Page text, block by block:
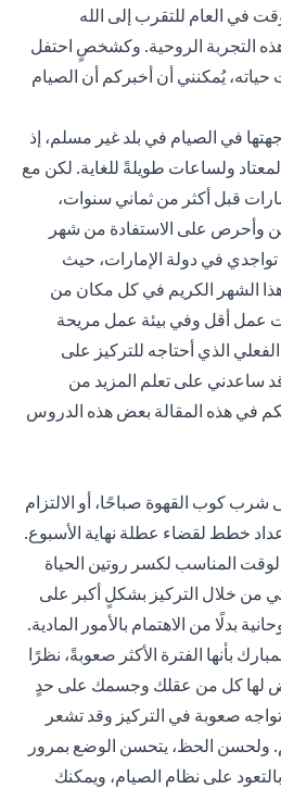
في العام للتقرب إلى الله
هذه التجربة الروحية. وكشخصٍ احتفل
يُمكنني أن أخبركم أن الصيام
في الصيام في بلد غير مسلم، إذ
ولساعات طويلةً للغاية. لكن مع
قبل أكثر من ثماني سنوات،
وأحرص على الاستفادة من شهر
تواجدي في دولة الإمارات، حيث
الشهر الكريم في كل مكان من
عمل أقل وفي بيئة عمل مريحة
الذي أحتاجه للتركيز على
قد ساعدني على تعلم المزيد من
في هذه المقالة بعض هذه الدروس
شرب كوب القهوة صباحًا، أو الالتزام
خطط لقضاء عطلة نهاية الأسبوع.
المناسب لكسر روتين الحياة
من خلال التركيز بشكلٍ أكبر على
بدلًا من الاهتمام بالأمور المادية.
بأنها الفترة الأكثر صعوبةً، نظرًا
لها كل من عقلك وجسمك على حدٍ
صعوبة في التركيز وقد تشعر
الحظ، يتحسن الوضع بمرور
على نظام الصيام، ويمكنك